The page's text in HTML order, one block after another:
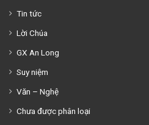
Tin tức
Lời Chúa
GX An Long
Suy niệm
Văn – Nghệ
Chưa được phân loại